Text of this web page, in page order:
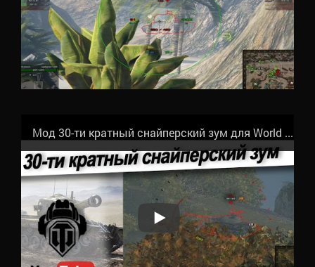
Мод 30-ти кратный снайперский зум для World of Tanks - Скачать